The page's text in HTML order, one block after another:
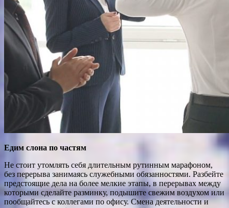
Едим слона по частям
Не стоит утомлять себя длительным рутинным марафоном,
без перерыва занимаясь служебными обязанностями. Разбейте
предстоящие дела на более мелкие этапы, в перерывах между
которыми сделайте разминку, подышите свежим воздухом или
пообщайтесь с коллегами по офису. Смена деятельности и